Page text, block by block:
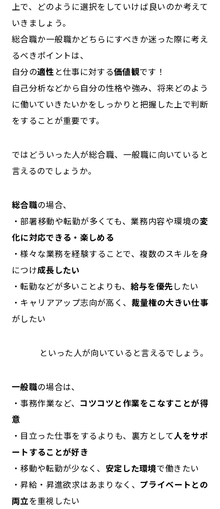
上で、どのように選択をしていけば良いのか考えて
いきましょう。
総合職か一般職かどちらにすべきか迷った際に考え
るべきポイントは、
自分の適性 と仕事に対する価値観です！
自己分析などから自分の性格や強み、将来どのよう
に働いていきたいかをしっかりと把握した上で判断
をすることが重要です。
ではどういった人が総合職、一般職に向いていると
言えるのでしょうか。
総合職の場合、
・部署移動や転勤が多くても、業務内容や環境の変
化に対応できる・楽しめる
・様々な業務を経験することで、複数のスキルを身
につけ成長したい
・転勤などが多いことよりも、 給与を優先 したい
・キャリアアップ志向が高く、 裁量権の大きい仕事
がしたい
といった人が向いていると言えるでしょう。
一般職の場合は、
・事務作業など、 コツコツと作業をこなすことが得
意
・目立った仕事をするよりも、裏方として人をサポ
ートすることが好き
・移動や転勤が少なく、 安定した環境で働きたい
・昇給・昇進欲求はあまりなく、 プライベートとの
両立を重視したい